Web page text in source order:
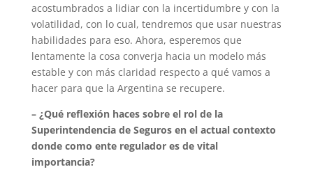
acostumbrados a lidiar con la incertidumbre y con la
volatilidad, con lo cual, tendremos que usar nuestras
habilidades para eso. Ahora, esperemos que
lentamente la cosa converja hacia un modelo más
estable y con más claridad respecto a qué vamos a
hacer para que la Argentina se recupere.
– ¿Qué reflexión haces sobre el rol de la
Superintendencia de Seguros en el actual contexto
donde como ente regulador es de vital
importancia?